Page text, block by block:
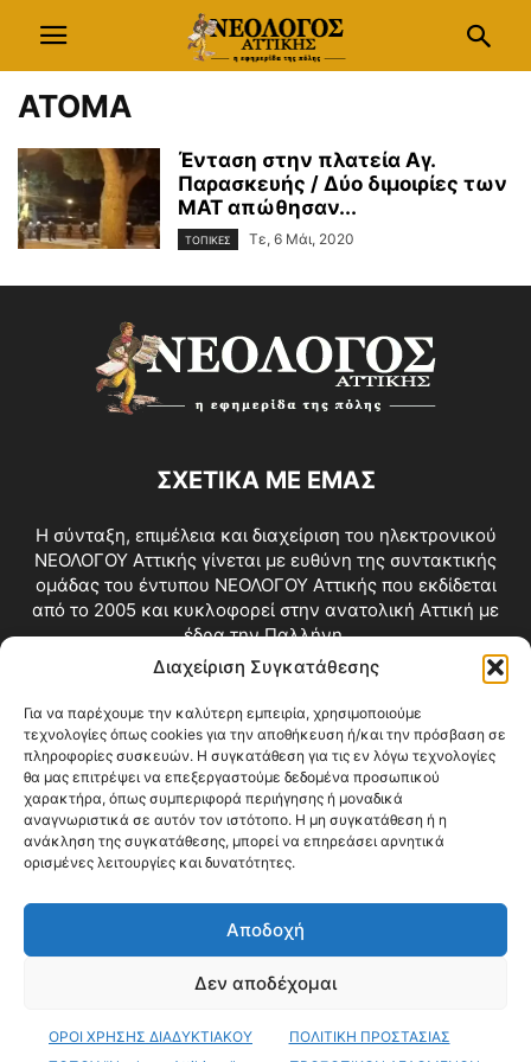
Διαχείριση Συγκατάθεσης
Για να παρέχουμε την καλύτερη εμπειρία, χρησιμοποιούμε
τεχνολογίες όπως cookies για την αποθήκευση ή/και την πρόσβαση σε
πληροφορίες συσκευών. Η συγκατάθεση για τις εν λόγω τεχνολογίες
θα μας επιτρέψει να επεξεργαστούμε δεδομένα προσωπικού
χαρακτήρα, όπως συμπεριφορά περιήγησης ή μοναδικά
αναγνωριστικά σε αυτόν τον ιστότοπο. Η μη συγκατάθεση ή η
ανάκληση της συγκατάθεσης, μπορεί να επηρεάσει αρνητικά
ορισμένες λειτουργίες και δυνατότητες.
Αποδοχή
Δεν αποδέχομαι
ΟΡΟΙ ΧΡΗΣΗΣ ΔΙΑΔΥΚΤΙΑΚΟΥ
ΠΟΛΙΤΙΚΗ ΠΡΟΣΤΑΣΙΑΣ
ΑΤΟΜΑ
Ένταση στην πλατεία Αγ.
Παρασκευής / Δύο διμοιρίες των
ΜΑΤ απώθησαν...
ΤΟΠΙΚΕΣ Τε, 6 Μάι, 2020
ΣΧΕΤΙΚΑ ΜΕ ΕΜΑΣ
Η σύνταξη, επιμέλεια και διαχείριση του ηλεκτρονικού
ΝΕΟΛΟΓΟΥ Αττικής γίνεται με ευθύνη της συντακτικής
ομάδας του έντυπου ΝΕΟΛΟΓΟΥ Αττικής που εκδίδεται
από το 2005 και κυκλοφορεί στην ανατολική Αττική με
έδρα την Παλλήνη.
Επικοινωνία:info@neologosattikis.gr
ΑΚΟΛΟΥΘΗΣΕ ΜΑΣ
Videos Όροι Χρήσης
© Copyright 2026 ΝΕΟΛΟΓΟΣ ΑΤΤΙΚΗΣ • All Rights Reserved •